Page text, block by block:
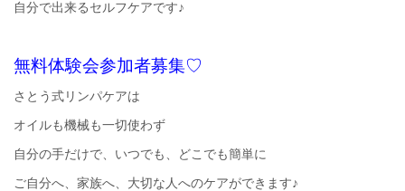
自分で出来るセルフケアです♪
無料体験会参加者募集♡
さとう式リンパケアは
オイルも機械も一切使わず
自分の手だけで、いつでも、どこでも簡単に
ご自分へ、家族へ、大切な人へのケアができます♪